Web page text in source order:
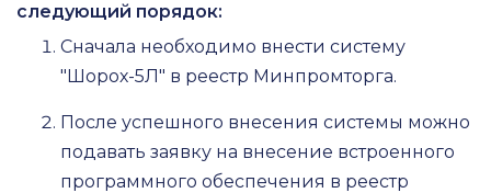
следующий порядок:
Сначала необходимо внести систему
"Шорох-5Л" в реестр Минпромторга.
После успешного внесения системы можно
подавать заявку на внесение встроенного
программного обеспечения в реестр